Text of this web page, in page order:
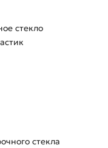
стекло
стекла